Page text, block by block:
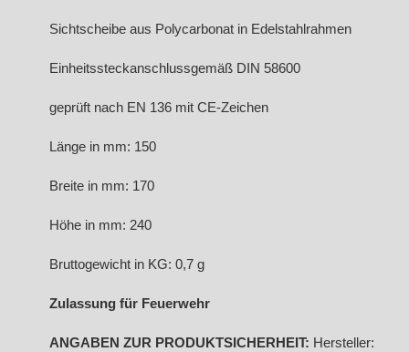
Sichtscheibe aus Polycarbonat in Edelstahlrahmen
Einheitssteckanschlussgemäß DIN 58600
geprüft nach EN 136 mit CE-Zeichen
Länge in mm: 150
Breite in mm: 170
Höhe in mm: 240
Bruttogewicht in KG: 0,7 g
Zulassung für Feuerwehr
ANGABEN ZUR PRODUKTSICHERHEIT: Hersteller: